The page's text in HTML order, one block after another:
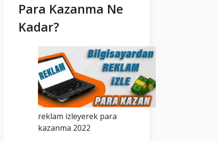
Para Kazanma Ne
Kadar?
reklam izleyerek para
kazanma 2022